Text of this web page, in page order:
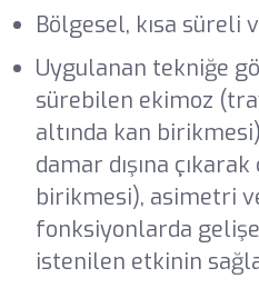
Bölgesel, kısa süreli
Uygulanan tekniğe
sürebilen ekimoz
altında kan
damar dışına
birikmesi), asimetri
fonksiyonlarda
istenilen etkinin